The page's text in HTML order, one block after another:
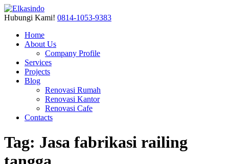
Hubungi Kami! 0814-1053-9383
Home
About Us
Company Profile
Services
Projects
Blog
Renovasi Rumah
Renovasi Kantor
Renovasi Cafe
Contacts
Tag: Jasa fabrikasi railing